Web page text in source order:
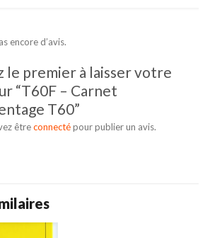
encore d’avis.
le premier à laisser votre
“T60F – Carnet
T60”
êtreconnectépour publier un avis.